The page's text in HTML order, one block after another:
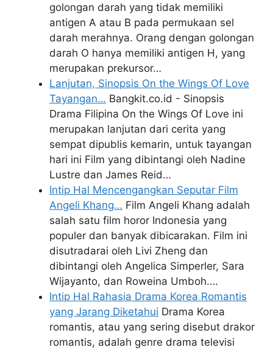
golongan darah yang tidak memiliki
antigen A atau B pada permukaan sel
darah merahnya. Orang dengan golongan
darah O hanya memiliki antigen H, yang
merupakan prekursor…
Lanjutan, Sinopsis On the Wings Of Love
Tayangan… Bangkit.co.id - Sinopsis
Drama Filipina On the Wings Of Love ini
merupakan lanjutan dari cerita yang
sempat dipublis kemarin, untuk tayangan
hari ini Film yang dibintangi oleh Nadine
Lustre dan James Reid…
Intip Hal Mencengangkan Seputar Film
Angeli Khang… Film Angeli Khang adalah
salah satu film horor Indonesia yang
populer dan banyak dibicarakan. Film ini
disutradarai oleh Livi Zheng dan
dibintangi oleh Angelica Simperler, Sara
Wijayanto, dan Roweina Umboh.…
Intip Hal Rahasia Drama Korea Romantis
yang Jarang Diketahui Drama Korea
romantis, atau yang sering disebut drakor
romantis, adalah genre drama televisi